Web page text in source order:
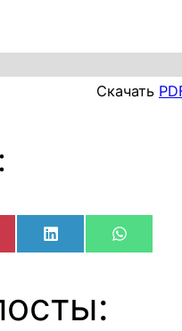
Скачать
Share
on
LinkedIn Share
on